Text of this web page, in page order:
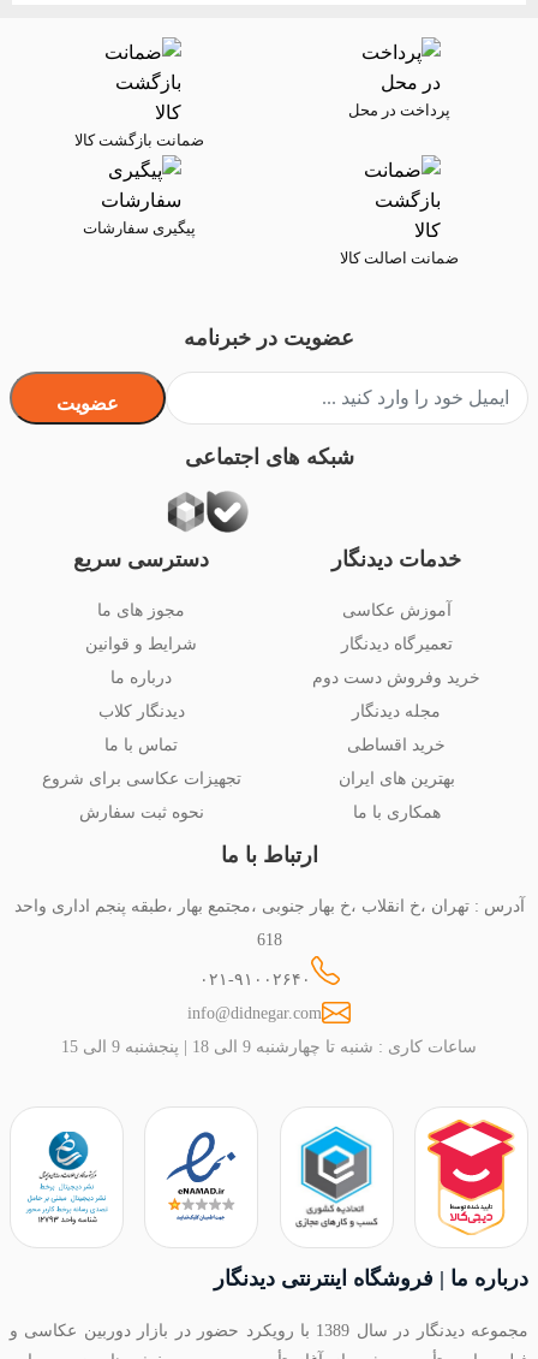
پرداخت در محل
ضمانت بازگشت کالا
ضمانت اصالت کالا
پیگیری سفارشات
خدمات دیدنگار
آموزش عکاسی
تعمیرگاه دیدنگار
خرید وفروش دست دوم
مجله دیدنگار
خرید اقساطی
بهترین های ایران
همکاری با ما
دسترسی سریع
مجوز های ما
شرایط و قوانین
درباره ما
دیدنگار کلاب
تماس با ما
تجهیزات عکاسی برای شروع
نحوه ثبت سفارش
ارتباط با ما
آدرس : تهران ،خ انقلاب ،خ بهار جنوبی ،مجتمع بهار ،طبقه پنجم اداری واحد
618
۰۲۱-۹۱۰۰۲۶۴۰
info@didnegar.com
ساعات کاری : شنبه تا چهارشنبه 9 الی 18 | پنجشنبه 9 الی 15
عضویت در خبرنامه
عضویت
شبکه های اجتماعی
درباره ما | فروشگاه اینترنتی دیدنگار
مجموعه دیدنگار در سال 1389 با رویکرد حضور در بازار دوربین عکاسی و